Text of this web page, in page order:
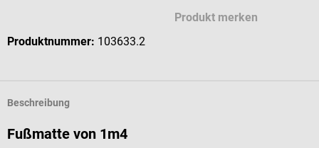
Produkt merken
Produktnummer: 103633.2
Beschreibung
Fußmatte von 1m4